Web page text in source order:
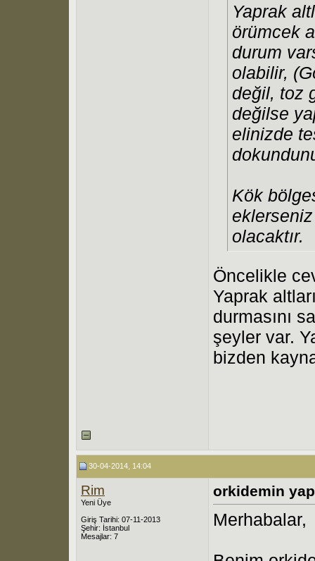
Yaprak
örümcek
durum
olabilir,
değil, toz
değilse
elinizde
Kök
olacaktır.
Öncelikle
Yaprak
durmasını
şeyler var.
bizden
30-04-2014, 14:04
Rim
Yeni Üye
Giriş Tarihi: 07-11-2013
Şehir: İstanbul
Mesajlar: 7
orkidemin
Merhabalar,